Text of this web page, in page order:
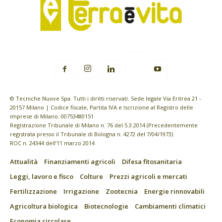
© Tecniche Nuove Spa. Tutti i diritti riservati. Sede legale Via Eritrea 21 -
20157 Milano | Codice fiscale, Partita IVA e Iscrizione al Registro delle
imprese di Milano: 00753480151
Registrazione Tribunale di Milano n. 76 del 5.3.2014 (Precedentemente
registrata presso il Tribunale di Bologna n. 4272 del 7/04/1973)
ROC n. 24344 dell’11 marzo 2014
Attualità Finanziamenti agricoli
Difesa fitosanitaria
Leggi, lavoro e fisco
Colture
Prezzi agricoli e mercati
Fertilizzazione
Irrigazione Zootecnia
Energie rinnovabili
Agricoltura biologica
Biotecnologie
Cambiamenti climatici